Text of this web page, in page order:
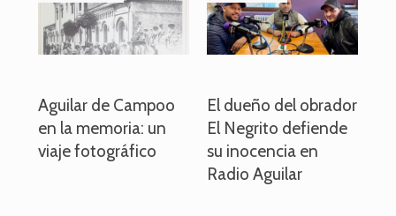
Aguilar de Campoo
en la memoria: un
viaje fotográfico
El dueño del obrador
El Negrito defiende
su inocencia en
Radio Aguilar